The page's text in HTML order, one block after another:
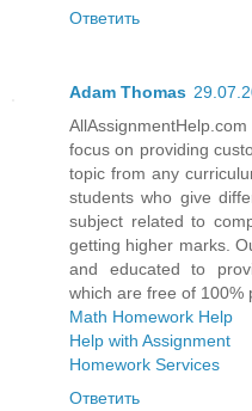
Ответить
Adam Thomas
focus on providing
topic from any
students who give
subject related to
getting higher marks.
and educated to
which are free of 100%
Math Homework Help
Help with Assignment
Homework Services
Ответить